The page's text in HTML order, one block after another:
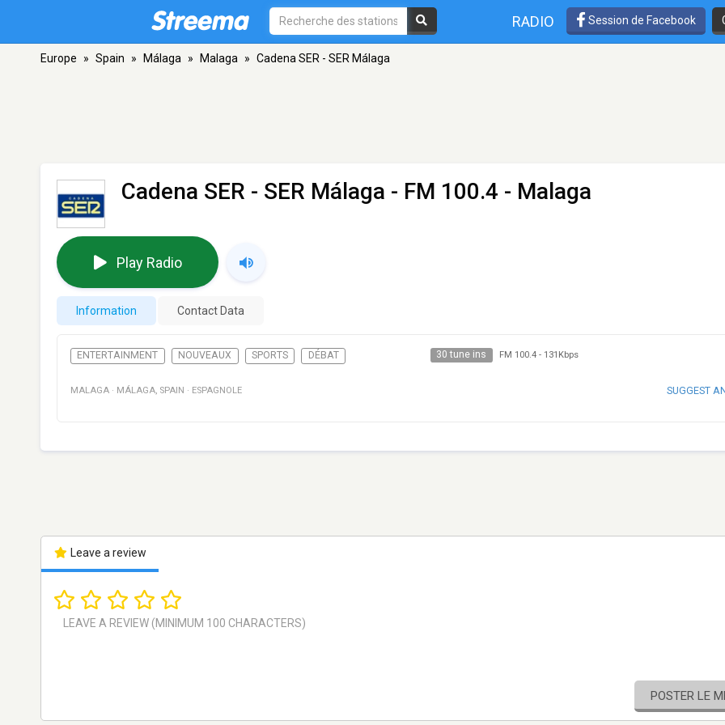
RADIO Session de Facebook
Europe » Spain » Málaga » Malaga » Cadena SER - SER Málaga
Cadena SER - SER Málaga - FM 100.4 - Malaga
Play Radio
Information Contact Data
ENTERTAINMENT NOUVEAUX SPORTS DÉBAT 30 tune ins FM 100.4- 131Kbps
MALAGA · MÁLAGA, SPAIN · ESPAGNOLE SUGGEST
Leave a review
POSTER LE